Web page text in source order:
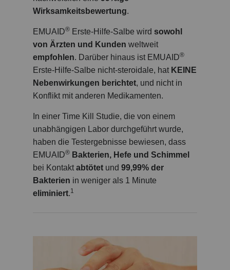
Wirksamkeitsbewertung.
EMUAID® Erste-Hilfe-Salbe wird sowohl
von Ärzten und Kunden weltweit
empfohlen. Darüber hinaus ist EMUAID®
Erste-Hilfe-Salbe nicht-steroidale, hat KEINE
Nebenwirkungen berichtet, und nicht in
Konflikt mit anderen Medikamenten.
In einer Time Kill Studie, die von einem
unabhängigen Labor durchgeführt wurde,
haben die Testergebnisse bewiesen, dass
EMUAID® Bakterien, Hefe und Schimmel
bei Kontaktabtötet und 99,99% der
Bakterien in weniger als 1 Minute
eliminiert.1